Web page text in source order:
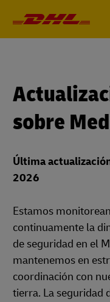
sobre
Última
2026
Estamos
continuamente la
de seguridad en el
mantenemos en
coordinación con
tierra. La seguridad